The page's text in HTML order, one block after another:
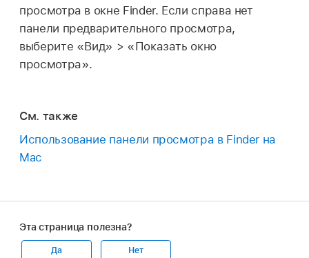
просмотра в окне Finder. Если справа нет
панели предварительного просмотра,
выберите «Вид» > «Показать окно
просмотра».
См. также
Использование панели просмотра в Finder на
Mac
Эта страница полезна?
Да Нет